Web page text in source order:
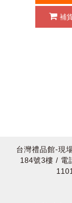
補
台灣禮品館-現
184號3樓 / 電